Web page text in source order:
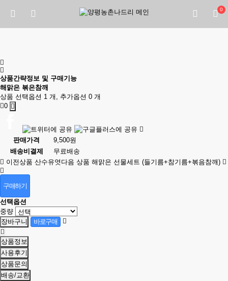
0
상품간략정보 및 구매기능
해맑은 볶은참깨
상품 선택옵션 1 개, 추가옵션 0 개
0
판매가격
9,500원
배송비결제
무료배송
이전상품 산수유엿 다음 상품 해맑은 선물세트 (들기름+참기름+볶음참깨)
구매하기
선택옵션
중량
상품정보
사용후기
상품문의
배송/교환